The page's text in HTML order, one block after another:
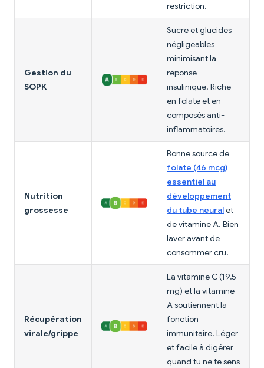
restriction.
Gestion du
SOPK
Sucre et glucides
négligeables
minimisant la
réponse
insulinique. Riche
en folate et en
composés anti-
inflammatoires.
Nutrition
grossesse
Bonne source de
folate (46 mcg)
essentiel au
développement
du tube neuralet
de vitamine A. Bien
laver avant de
consommer cru.
Récupération
virale/grippe
La vitamine C (19,5
mg) et la vitamine
A soutiennent la
fonction
immunitaire. Léger
et facile à digérer
quand tu ne te sens